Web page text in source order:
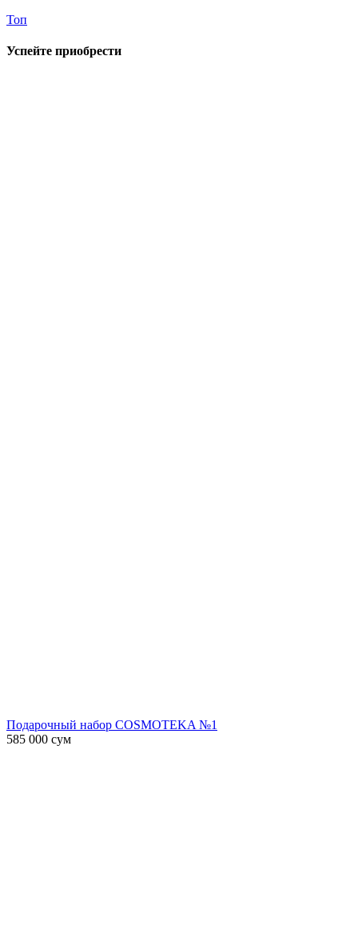
Топ
Успейте приобрести
Подарочный набор COSMOTEKA №1
585 000 сум